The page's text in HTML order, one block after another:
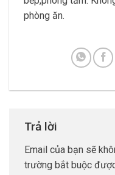
phòng ăn.
Trả lời
Email của bạn sẽ
trường bắt buộc